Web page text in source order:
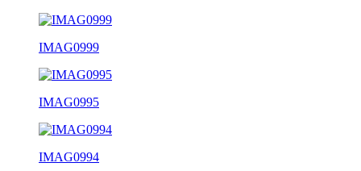
IMAG0999
IMAG0995
IMAG0994